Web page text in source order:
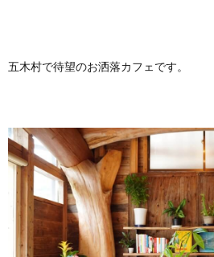
五木村で待望のお洒落カフェです。